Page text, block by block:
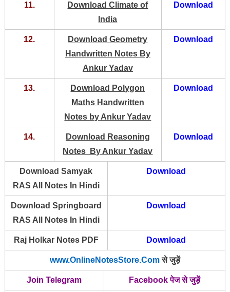
11.
Download Climate of
India
Download
12.
Download Geometry
Handwritten Notes By
Ankur Yadav
Download
13.
Download Polygon
Maths Handwritten
Notes by Ankur Yadav
Download
14.
Download Reasoning
Notes By Ankur Yadav
Download
Download Samyak
RAS All Notes In Hindi
Download
Download Springboard
RAS All Notes In Hindi
Download
Raj Holkar Notes PDF Download
www.OnlineNotesStore.Comसे जुड़ें
Join Telegram Facebook पेज से जुड़ें